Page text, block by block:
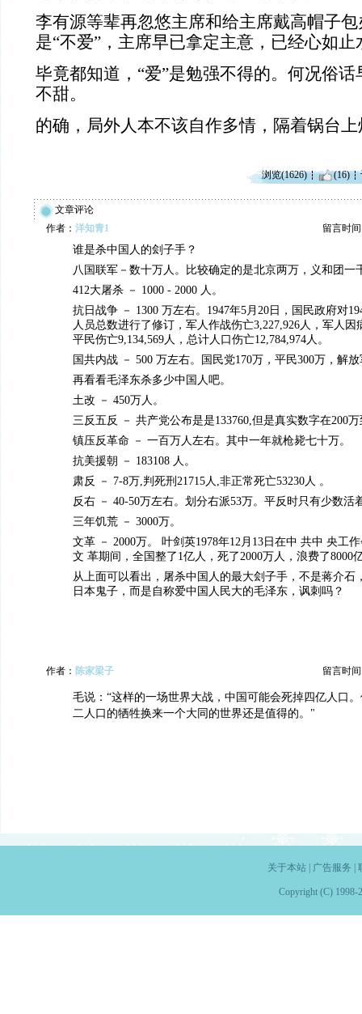
李有源等辈再忽悠主席和给主席戴高帽子包
是“不爱”，主席早已拿定主意，已经心如
毕竟都知道，“爱”是勉强不得的。何况俗
不甜。
的确，局外人本不该自作多情，隔着锅台上
浏览(1626) (16)
文章评论
作者： 洋知青1 留言时间
谁是杀中国人的刽子手？
八国联军－数十万人。比较确定的是北京两万，义和团一
412大屠杀 － 1000 - 2000 人。
抗日战争 － 1300 万左右。1947年5月20日，国民政府对
人员总数进行了修订，军人作战伤亡3,227,926人，军人因
平民伤亡9,134,569人，总计人口伤亡12,784,974人。
国共内战 － 500 万左右。国民党170万，平民300万，解
再看看毛泽东杀多少中国人吧。
土改 － 450万人。
三反五反 － 共产党公布是是133760,但是真实数字在200
镇压反革命 － 一百万人左右。其中一年就枪毙七十万。
抗美援朝 － 183108 人。
肃反 － 7-8万,判死刑21715人,非正常死亡53230人 。
反右 － 40-50万左右。划分右派53万。平反时只有少数活
三年饥荒 － 3000万。
文革 － 2000万。 叶剑英1978年12月13日在中 共中 央工
文 革期间，全国整了1亿人，死了2000万人，浪费了8000
从上面可以看出，屠杀中国人的最大刽子手，不是蒋介石
日本鬼子，而是自称爱中国人民大的毛泽东，讽刺吗？
作者： 陈家梁子 留言时间
毛说：“这样的一场世界大战，中国可能会死掉四亿人口
二人口的牺牲换来一个大同的世界还是值得的。"
关于本站| 广告服务
Copyright (C) 1998-